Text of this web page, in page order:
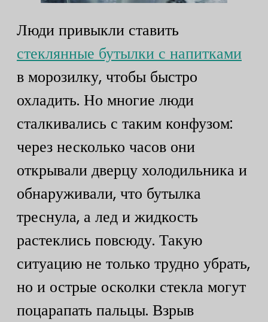
Люди привыкли ставить
стеклянные бутылки с напитками
в морозилку, чтобы быстро
охладить. Но многие люди
сталкивались с таким конфузом:
через несколько часов они
открывали дверцу холодильника и
обнаруживали, что бутылка
треснула, а лед и жидкость
растеклись повсюду. Такую
ситуацию не только трудно убрать,
но и острые осколки стекла могут
поцарапать пальцы. Взрыв